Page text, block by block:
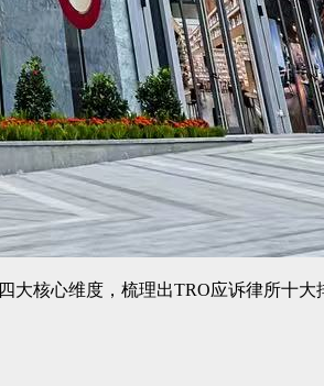
四大核心维度，梳理出TRO应诉律所十大